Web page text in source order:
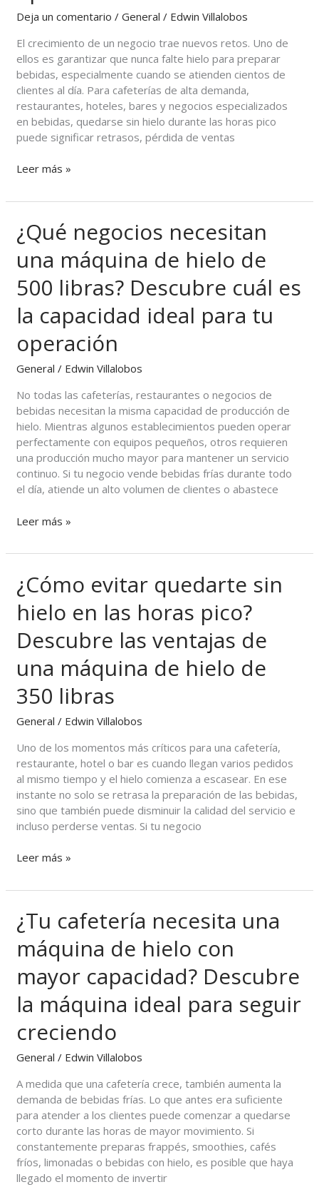
Deja un comentario /General / Edwin Villalobos
El crecimiento de un negocio trae nuevos retos. Uno de
ellos es garantizar que nunca falte hielo para preparar
bebidas, especialmente cuando se atienden cientos de
clientes al día. Para cafeterías de alta demanda,
restaurantes, hoteles, bares y negocios especializados
en bebidas, quedarse sin hielo durante las horas pico
puede significar retrasos, pérdida de ventas
una
mayor
capacidad
puede
impulsar
el
crecimiento
operación
Leer más »
¿Qué negocios necesitan
una máquina de hielo de
500 libras? Descubre cuál es
la capacidad ideal para tu
operación
General / Edwin Villalobos
No todas las cafeterías, restaurantes o negocios de
bebidas necesitan la misma capacidad de producción de
hielo. Mientras algunos establecimientos pueden operar
perfectamente con equipos pequeños, otros requieren
una producción mucho mayor para mantener un servicio
continuo. Si tu negocio vende bebidas frías durante todo
el día, atiende un alto volumen de clientes o abastece
¿Qué
negocios
necesitan
una
máquina
hielo
500
libras?
cuál
es
la
capacidad
ideal
para
tu
Leer más »
¿Cómo evitar quedarte sin
hielo en las horas pico?
Descubre las ventajas de
una máquina de hielo de
350 libras
General / Edwin Villalobos
Uno de los momentos más críticos para una cafetería,
restaurante, hotel o bar es cuando llegan varios pedidos
al mismo tiempo y el hielo comienza a escasear. En ese
instante no solo se retrasa la preparación de las bebidas,
sino que también puede disminuir la calidad del servicio e
incluso perderse ventas. Si tu negocio
¿Cómo
evitar
quedarte
sin
hielo
las
horas
pico?
Descubre
ventajas
de
una
máquina
de
hielo
350
Leer más »
¿Tu cafetería necesita una
máquina de hielo con
mayor capacidad? Descubre
la máquina ideal para seguir
creciendo
General / Edwin Villalobos
A medida que una cafetería crece, también aumenta la
demanda de bebidas frías. Lo que antes era suficiente
para atender a los clientes puede comenzar a quedarse
corto durante las horas de mayor movimiento. Si
constantemente preparas frappés, smoothies, cafés
fríos, limonadas o bebidas con hielo, es posible que haya
llegado el momento de invertir
¿Tu
cafetería
necesita
una
máquina
hielo
mayor
capacidad?
la
máquina
ideal
para
seguir
creciendo